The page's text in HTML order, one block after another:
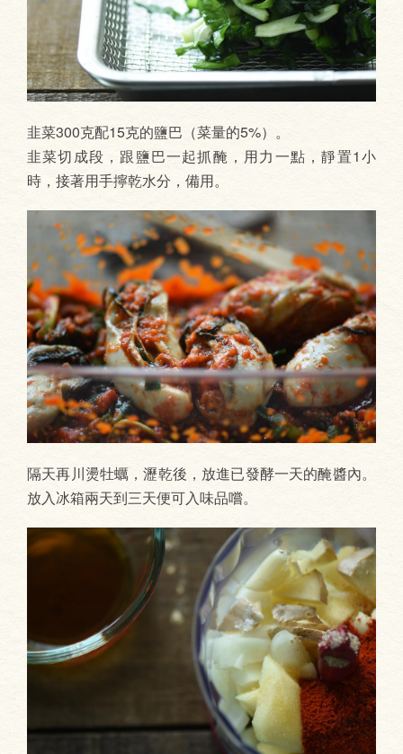
韭菜300克配15克的鹽巴（菜量的5%）。
韭菜切成段，跟鹽巴一起抓醃，用力一點，靜置1小
時，接著用手擰乾水分，備用。
隔天再川燙牡蠣，瀝乾後，放進已發酵一天的醃醬內。
放入冰箱兩天到三天便可入味品嚐。